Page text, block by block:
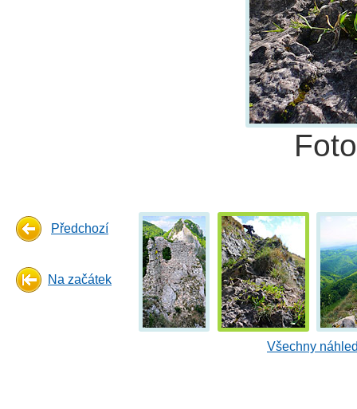
Předchozí
Na začátek
Všechny